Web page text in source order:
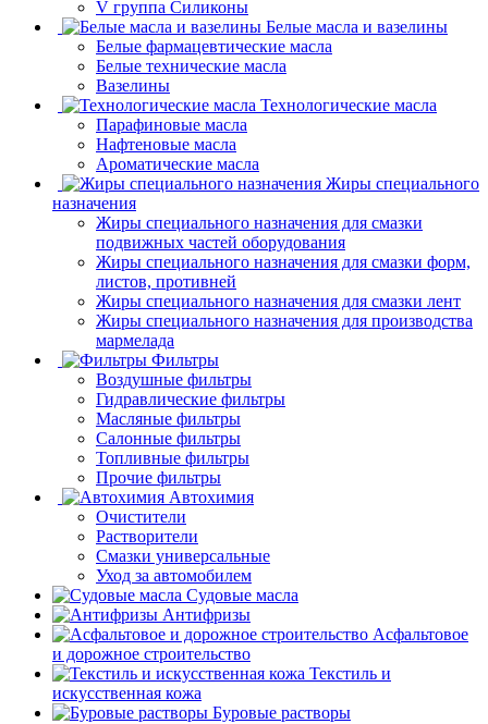
V группа Силиконы
Белые масла и вазелины
Белые фармацевтические масла
Белые технические масла
Вазелины
Технологические масла
Парафиновые масла
Нафтеновые масла
Ароматические масла
Жиры специального
назначения
Жиры специального назначения для смазки
подвижных частей оборудования
Жиры специального назначения для смазки форм,
листов, противней
Жиры специального назначения для смазки лент
Жиры специального назначения для производства
мармелада
Фильтры
Воздушные фильтры
Гидравлические фильтры
Масляные фильтры
Салонные фильтры
Топливные фильтры
Прочие фильтры
Автохимия
Очистители
Растворители
Смазки универсальные
Уход за автомобилем
Судовые масла
Антифризы
Асфальтовое
и дорожное строительство
Текстиль и
искусственная кожа
Буровые растворы